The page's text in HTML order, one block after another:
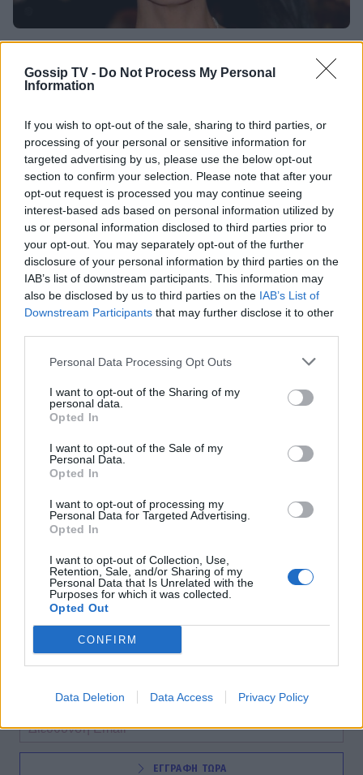
Gossip TV - Do Not Process My Personal
Information
If you wish to opt-out of the sale, sharing to third parties, or
processing of your personal or sensitive information for
targeted advertising by us, please use the below opt-out
section to confirm your selection. Please note that after your
opt-out request is processed you may continue seeing
interest-based ads based on personal information utilized by
us or personal information disclosed to third parties prior to
your opt-out. You may separately opt-out of the further
disclosure of your personal information by third parties on the
IAB’s list of downstream participants. This information may
also be disclosed by us to third parties on the IAB’s List of
Downstream Participants that may further disclose it to other
Personal Data Processing Opt Outs
I want to opt-out of the Sharing of my
personal data.
Opted In
I want to opt-out of the Sale of my
Personal Data.
Opted In
I want to opt-out of processing my
Personal Data for Targeted Advertising.
Opted In
I want to opt-out of Collection, Use,
Retention, Sale, and/or Sharing of my
Personal Data that Is Unrelated with the
Purposes for which it was collected.
Opted Out
CONFIRM
Data Deletion Data Access Privacy Policy
Σοκάρει η Λίντα Εβαντζελίστα: O πρώην της
πρόσωπο για να μην..»
00:35 @03-10-2023
HOLLYWOOD
Φρανσουά- Ανρί Πινό: Το παιδί της
Εβαντζελίστα είναι δικό του
ΕΓΓΡΑΦΗ ΤΩΡΑ